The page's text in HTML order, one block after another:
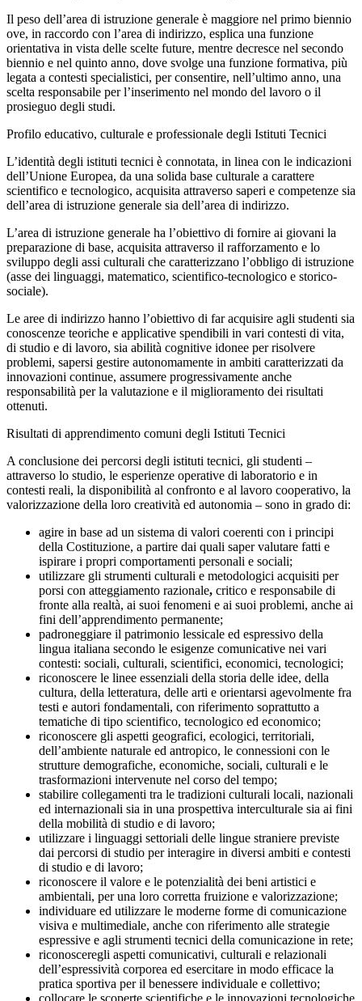
Il peso dell’area di istruzione generale è maggiore nel primo biennio
ove, in raccordo con l’area di indirizzo, esplica una funzione
orientativa in vista delle scelte future, mentre decresce nel secondo
biennio e nel quinto anno, dove svolge una funzione formativa, più
legata a contesti specialistici, per consentire, nell’ultimo anno, una
scelta responsabile per l’inserimento nel mondo del lavoro o il
prosieguo degli studi.
Profilo educativo, culturale e professionale degli Istituti Tecnici
L’identità degli istituti tecnici è connotata, in linea con le indicazioni
dell’Unione Europea, da una solida base culturale a carattere
scientifico e tecnologico, acquisita attraverso saperi e competenze sia
dell’area di istruzione generale sia dell’area di indirizzo.
L’area di istruzione generale ha l’obiettivo di fornire ai giovani la
preparazione di base, acquisita attraverso il rafforzamento e lo
sviluppo degli assi culturali che caratterizzano l’obbligo di istruzione
(asse dei linguaggi, matematico, scientifico-tecnologico e storico-
sociale).
Le aree di indirizzo hanno l’obiettivo di far acquisire agli studenti sia
conoscenze teoriche e applicative spendibili in vari contesti di vita,
di studio e di lavoro, sia abilità cognitive idonee per risolvere
problemi, sapersi gestire autonomamente in ambiti caratterizzati da
innovazioni continue, assumere progressivamente anche
responsabilità per la valutazione e il miglioramento dei risultati
ottenuti.
Risultati di apprendimento comuni degli Istituti Tecnici
A conclusione dei percorsi degli istituti tecnici, gli studenti –
attraverso lo studio, le esperienze operative di laboratorio e in
contesti reali, la disponibilità al confronto e al lavoro cooperativo, la
valorizzazione della loro creatività ed autonomia – sono in grado di:
agire in base ad un sistema di valori coerenti con i principi
della Costituzione, a partire dai quali saper valutare fatti e
ispirare i propri comportamenti personali e sociali;
utilizzare gli strumenti culturali e metodologici acquisiti per
porsi con atteggiamento razionale, critico e responsabile di
fronte alla realtà, ai suoi fenomeni e ai suoi problemi, anche ai
fini dell’apprendimento permanente;
padroneggiare il patrimonio lessicale ed espressivo della
lingua italiana secondo le esigenze comunicative nei vari
contesti: sociali, culturali, scientifici, economici, tecnologici;
riconoscere le linee essenziali della storia delle idee, della
cultura, della letteratura, delle arti e orientarsi agevolmente fra
testi e autori fondamentali, con riferimento soprattutto a
tematiche di tipo scientifico, tecnologico ed economico;
riconoscere gli aspetti geografici, ecologici, territoriali,
dell’ambiente naturale ed antropico, le connessioni con le
strutture demografiche, economiche, sociali, culturali e le
trasformazioni intervenute nel corso del tempo;
stabilire collegamenti tra le tradizioni culturali locali, nazionali
ed internazionali sia in una prospettiva interculturale sia ai fini
della mobilità di studio e di lavoro;
utilizzare i linguaggi settoriali delle lingue straniere previste
dai percorsi di studio per interagire in diversi ambiti e contesti
di studio e di lavoro;
riconoscere il valore e le potenzialità dei beni artistici e
ambientali, per una loro corretta fruizione e valorizzazione;
individuare ed utilizzare le moderne forme di comunicazione
visiva e multimediale, anche con riferimento alle strategie
espressive e agli strumenti tecnici della comunicazione in rete;
riconosceregli aspetti comunicativi, culturali e relazionali
dell’espressività corporea ed esercitare in modo efficace la
pratica sportiva per il benessere individuale e collettivo;